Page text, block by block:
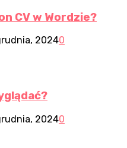
CV w Wordzie?
20240
20240